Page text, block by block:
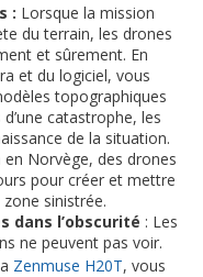
: Lorsque la mission
du terrain, les drones
et sûrement. En
et du logiciel, vous
topographiques
catastrophe, les
de la situation.
en Norvège, des drones
pour créer et mettre
sinistrée.
dans l’obscurité : Les
ne peuvent pas voir.
Zenmuse H20T, vous